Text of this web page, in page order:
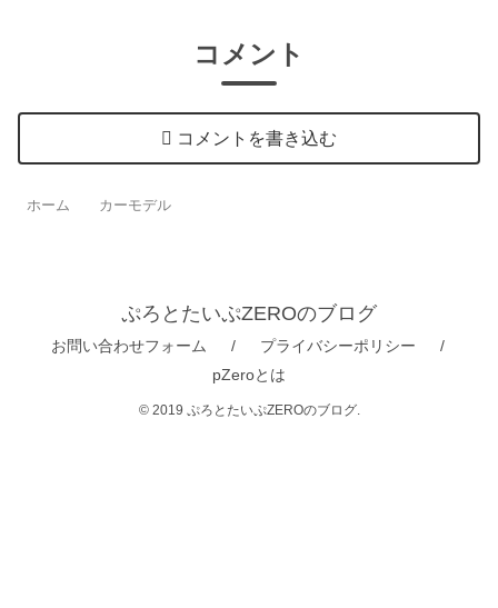
コメント
コメントを書き込む
ホーム カーモデル
ぷろとたいぷZEROのブログ
お問い合わせフォーム
プライバシーポリシー
pZeroとは
© 2019 ぷろとたいぷZEROのブログ.